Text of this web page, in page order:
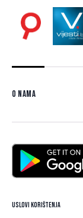
O nama
Uslovi korištenja